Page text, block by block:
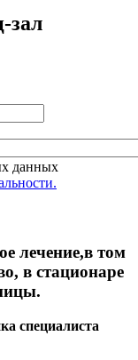
зал
данных
лечение,в том
в стационаре
специалиста